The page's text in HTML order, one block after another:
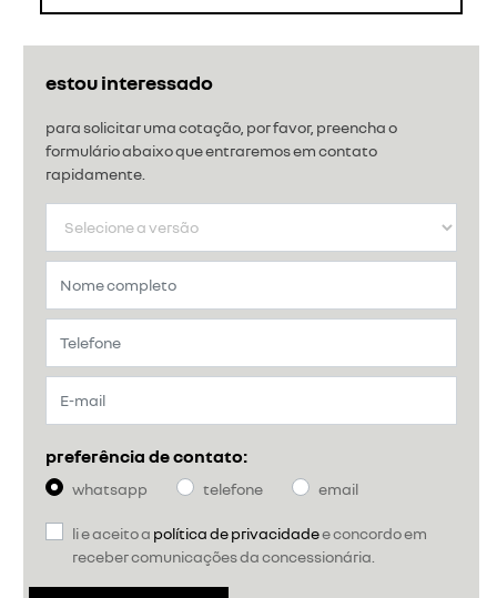
estou interessado
para solicitar uma cotação, por favor, preencha o
formulário abaixo que entraremos em contato
rapidamente.
preferência de contato:
whatsapp telefone email
li e aceito a política de privacidadee concordo em
receber comunicações da concessionária.